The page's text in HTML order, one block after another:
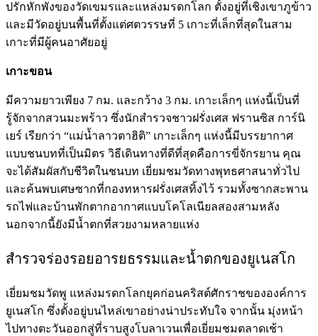
ปรักหักพังของวัดเขมรและแหล่งมรดกโลก ตั้งอยู่ที่เชิงเขาภูข้าว
และมีวัดอยู่บนพื้นที่ตั้งแต่ศตวรรษที่ 5 เกาะที่เล็กที่สุดในสาม
เกาะที่มีผู้คนอาศัยอยู่
เกาะขอน
มีความยาวเพียง 7 กม. และกว้าง 3 กม. เกาะเล็กๆ แห่งนี้เป็นที่
รู้จักจากสวนมะพร้าว ซึ่งนักสำรวจชาวฝรั่งเศส ฟรานซิส การ์นิ
เยร์ เรียกว่า “แม่น้ำลาวตาฮิติ” เกาะเล็กๆ แห่งนี้มีบรรยากาศ
แบบชนบทที่เป็นมิตร วิธีเดินทางที่ดีที่สุดคือการขี่จักรยาน คุณ
จะได้สัมผัสกับชีวิตในชนบท เยี่ยมชมวัดทางพุทธศาสนาทั่วไป
และค้นพบเศษซากที่กองทหารฝรั่งเศสทิ้งไว้ รวมทั้งซากสะพาน
รถไฟและบ้านพักตากอากาศแบบโคโลเนียลสองสามหลัง
นอกจากนี้ยังมีน้ำตกที่สวยงามหลายแห่ง
สำรวจร่องรอยอารยธรรมและน้ำตกของยูเนสโก
เยี่ยมชมวัดพู แหล่งมรดกโลกยุคก่อนคริสต์ศักราชขององค์การ
ยูเนสโก ซึ่งตั้งอยู่บนไหล่เขาอย่างน่าประทับใจ จากนั้น มุ่งหน้า
ไปทางตะวันออกสู่ที่ราบสูงโบลาเวนเพื่อเยี่ยมชมตลาดเช้า